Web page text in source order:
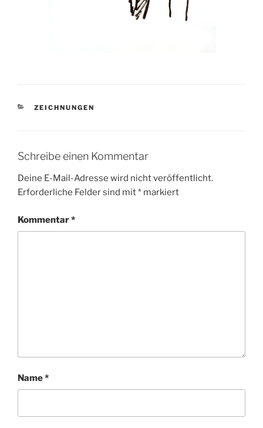
KATEGORIEN
ZEICHNUNGEN
Schreibe einen Kommentar
Deine E-Mail-Adresse wird nicht veröffentlicht.
Erforderliche Felder sind mit* markiert
Kommentar*
Name*